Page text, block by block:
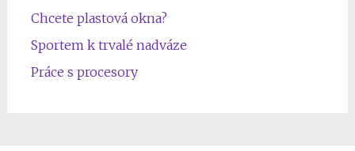
Chcete plastová okna?
Sportem k trvalé nadváze
Práce s procesory